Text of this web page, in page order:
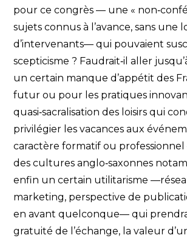
pour ce congrès — une «
sujets connus à l’avance, sans une
d’intervenants— qui pouvaient
scepticisme ? Faudrait‐il aller
un certain manque d’appétit des
futur ou pour les pratiques
quasi‐sacralisation des loisirs qui
privilégier les vacances aux
caractère formatif ou
des cultures anglo‐saxonnes
enfin un certain utilitarisme
marketing, perspective de
en avant quelconque— qui
gratuité de l’échange, la valeur